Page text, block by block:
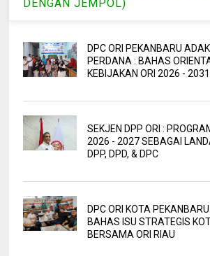
DENGAN JEMPOL)
DPC ORI PEKANBARU
PERDANA : BAHAS
KEBIJAKAN ORI 2026 - 2031
SEKJEN DPP ORI :
2026 - 2027 SEBAGAI
DPP, DPD, & DPC
DPC ORI KOTA PEKANBARU
BAHAS ISU STRATEGIS
BERSAMA ORI RIAU